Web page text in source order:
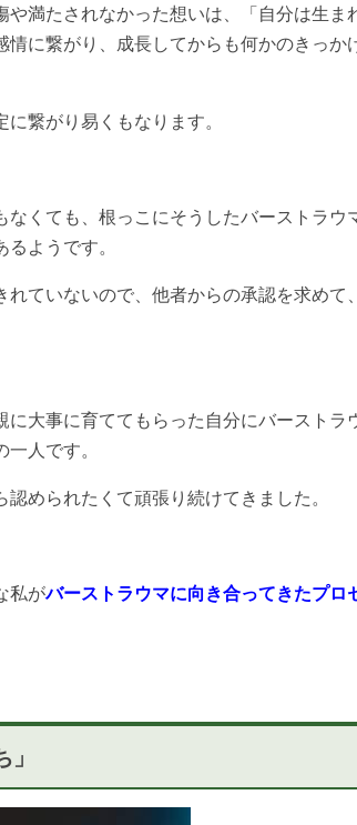
や満たされなかった想いは、「自分は生ま
情に繋がり、成長してからも何かのきっか
に繋がり易くもなります。
なくても、根っこにそうしたバーストラウ
ようです。
れていないので、他者からの承認を求め
に大事に育ててもらった自分にバーストラ
一人です。
認められたくて頑張り続けてきました。
私がバーストラウマに向き合ってきたプロ
」